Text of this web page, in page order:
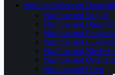
Nachbarländer von
Nachbarland Belgien
Nachbarland
Nachbarland
Nachbarland
Nachbarland
Nachbarland
Nachbarland Polen